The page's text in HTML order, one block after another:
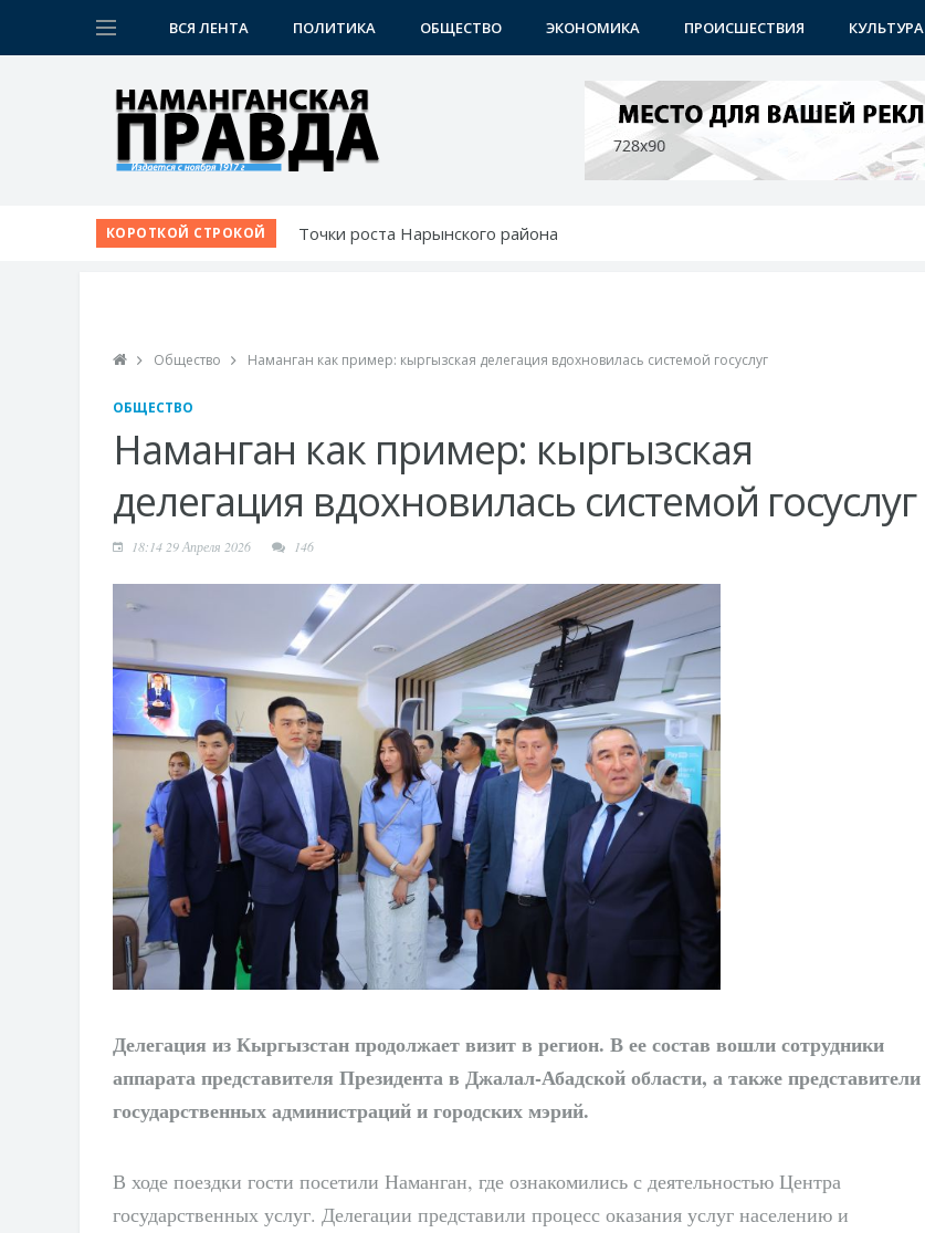
ВСЯ ЛЕНТА ПОЛИТИКА ОБЩЕСТВО ЭКОНОМИКА ПРОИСШЕСТВИЯ КУЛЬТУРА
КОРОТКОЙ СТРОКОЙ
Точки роста Нарынского района
Общество Наманган как пример: кыргызская делегация вдохновилась системой госуслуг
ОБЩЕСТВО
Наманган как пример: кыргызская
делегация вдохновилась системой госуслуг
18:14 29 Апреля 2026 146
Делегация из Кыргызстан продолжает визит в регион. В ее состав вошли сотрудники
аппарата представителя Президента в Джалал-Абадской области, а также представители
государственных администраций и городских мэрий.
В ходе поездки гости посетили Наманган, где ознакомились с деятельностью Центра
государственных услуг. Делегации представили процесс оказания услуг населению и